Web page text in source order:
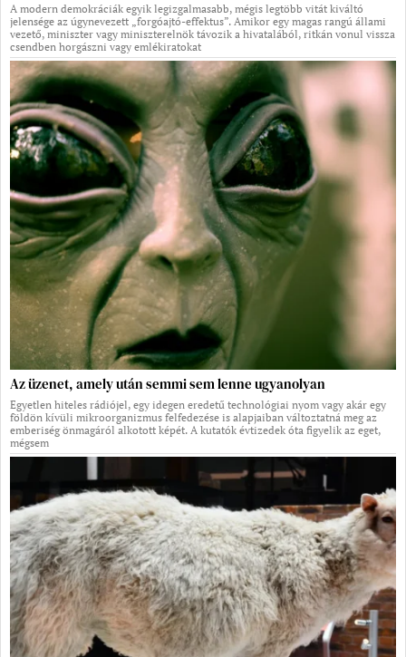
A modern demokráciák egyik legizgalmasabb, mégis legtöbb vitát kiváltó
jelensége az úgynevezett „forgóajtó-effektus”. Amikor egy magas rangú állami
vezető, miniszter vagy miniszterelnök távozik a hivatalából, ritkán vonul vissza
csendben horgászni vagy emlékiratokat
Az üzenet, amely után semmi sem lenne ugyanolyan
Egyetlen hiteles rádiójel, egy idegen eredetű technológiai nyom vagy akár egy
földön kívüli mikroorganizmus felfedezése is alapjaiban változtatná meg az
emberiség önmagáról alkotott képét. A kutatók évtizedek óta figyelik az eget,
mégsem